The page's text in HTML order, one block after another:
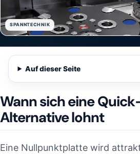
SPANNTECHNIK
Auf dieser Seite
Wann sich eine
Alternative lohnt
Eine Nullpunktplatte wird